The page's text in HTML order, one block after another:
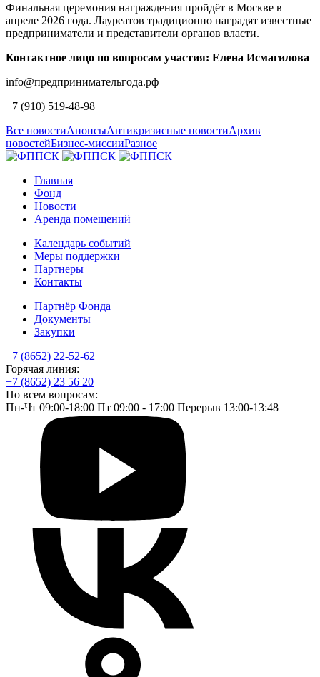
Финальная церемония награждения пройдёт в Москве в
апреле 2026 года. Лауреатов традиционно наградят известные
предприниматели и представители органов власти.
Контактное лицо по вопросам участия: Елена Исмагилова
info@предпринимательгода.рф
+7 (910) 519-48-98
Все новостиАнонсыАнтикризисные новостиАрхив
новостейБизнес-миссииРазное
Главная
Фонд
Новости
Аренда помещений
Календарь событий
Меры поддержки
Партнеры
Контакты
Партнёр Фонда
Документы
Закупки
+7 (8652) 22-52-62
Горячая линия:
+7 (8652) 23 56 20
По всем вопросам:
Пн-Чт 09:00-18:00 Пт 09:00 - 17:00 Перерыв 13:00-13:48